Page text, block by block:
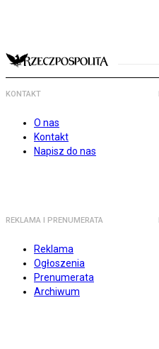
KONTAKT
O nas
Kontakt
Napisz do nas
REKLAMA I PRENUMERATA
Reklama
Ogłoszenia
Prenumerata
Archiwum